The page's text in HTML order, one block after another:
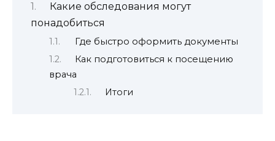
Какие обследования могут
понадобиться
Где быстро оформить документы
Как подготовиться к посещению
врача
Итоги